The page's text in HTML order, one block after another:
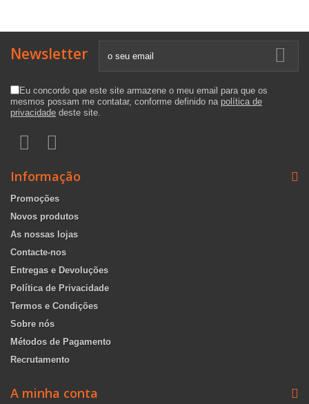
Newsletter
Eu concordo que este site armazene o meu email para que os
mesmos possam me contatar, conforme definido na política de
privacidade deste site.
Informação
Promoções
Novos produtos
As nossas lojas
Contacte-nos
Entregas e Devoluções
Política de Privacidade
Termos e Condições
Sobre nós
Métodos de Pagamento
Recrutamento
A minha conta